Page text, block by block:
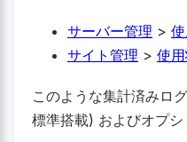
サーバー管理 >
サイト管理 > 使
このような集計済みロ
標準搭載) およびオプ